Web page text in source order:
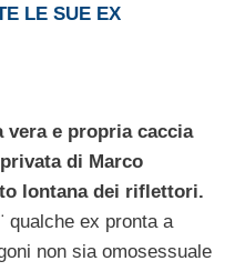
LE SUE EX
vera e propria caccia
di Marco
lontana dei riflettori.
qualche ex pronta a
non sia omosessuale